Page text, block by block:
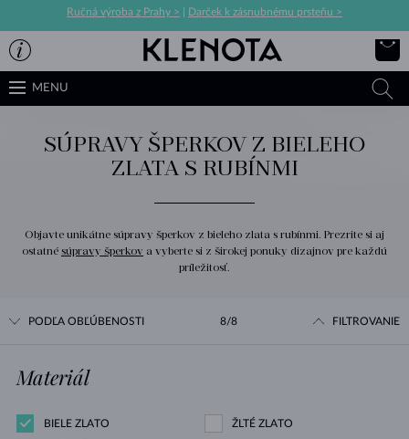
Ručná výroba z Prahy > Darček k zásnubnému prsteňu >
MENU
SÚPRAVY ŠPERKOV Z BIELEHO
ZLATA S RUBÍNMI
Objavte unikátne súpravy šperkov z bieleho zlata s rubínmi. Prezrite si aj
ostatné súpravy šperkov a vyberte si z širokej ponuky dizajnov pre každú
príležitosť.
PODĽA OBĽÚBENOSTI 8/8 FILTROVANIE
Materiál
BIELE ZLATO ŽLTÉ ZLATO